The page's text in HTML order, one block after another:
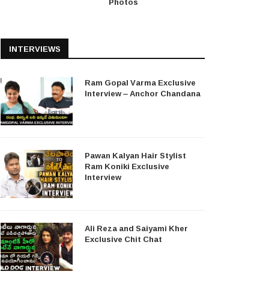
INTERVIEWS
Ram Gopal Varma Exclusive
Interview – Anchor Chandana
Pawan Kalyan Hair Stylist
Ram Koniki Exclusive
Interview
Ali Reza and Saiyami Kher
Exclusive Chit Chat